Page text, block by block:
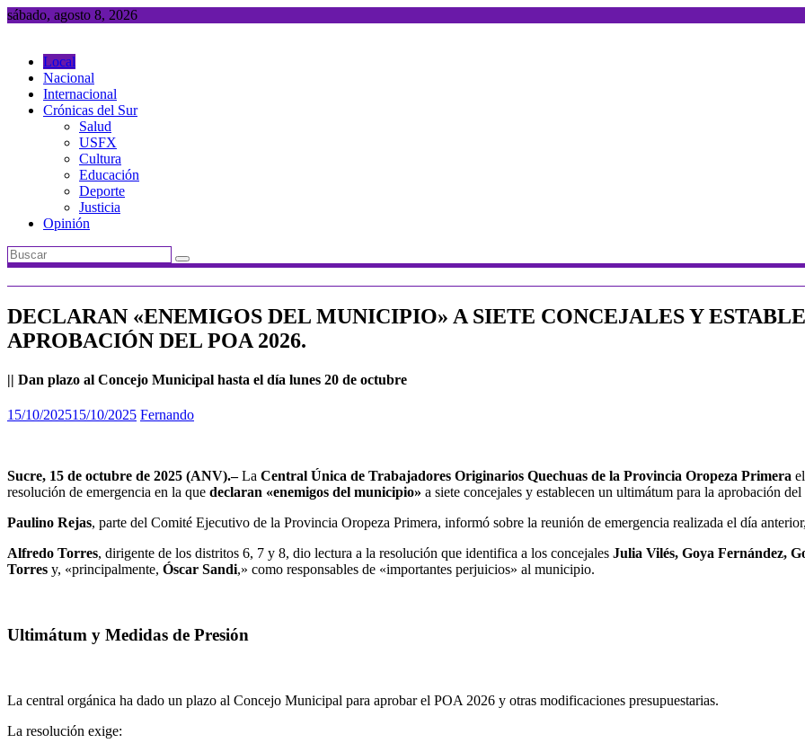
Saltar
sábado, agosto 8, 2026
Local
Nacional
Internacional
Crónicas del Sur
Salud
USFX
Cultura
Educación
Deporte
Justicia
Opinión
DECLARAN «ENEMIGOS DEL MUNICIPIO» A SIETE CONCEJALES Y
APROBACIÓN DEL POA 2026.
|| Dan plazo al Concejo Municipal hasta el día lunes 20 de octubre
15/10/202515/10/2025 Fernando
Sucre, 15 de octubre de 2025 (ANV).–La Central Única de Trabajadores Originarios Quechuas de la Provincia Oropeza Primera
resolución de emergencia en la que declaran «enemigos del municipio» a siete concejales y establecen un ultimátum para la aprobación
Paulino Rejas, parte del Comité Ejecutivo de la Provincia Oropeza Primera, informó sobre la reunión de emergencia realizada el día
Alfredo Torres, dirigente de los distritos 6, 7 y 8, dio lectura a la resolución que identifica a los concejales Julia Vilés, Goya Fernández,
Torres y, «principalmente, Óscar Sandi,» como responsables de «importantes perjuicios» al municipio.
Ultimátum y Medidas de Presión
La central orgánica ha dado un plazo al Concejo Municipal para aprobar el POA 2026 y otras modificaciones presupuestarias.
La resolución exige: